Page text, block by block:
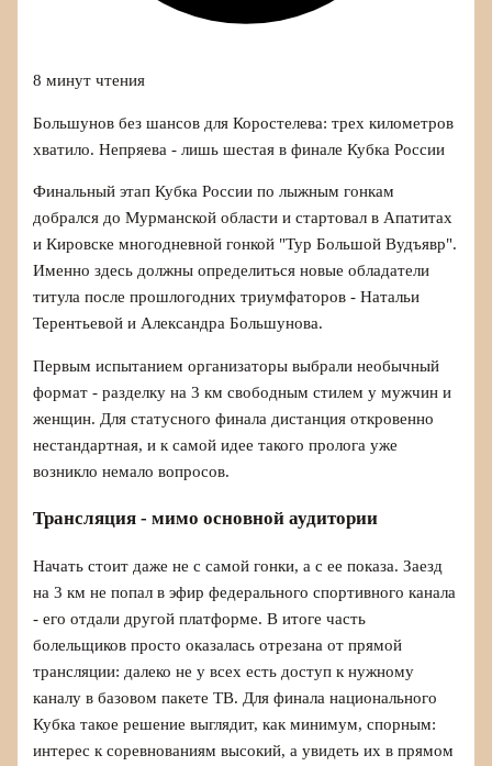
8 минут чтения
Большунов без шансов для Коростелева: трех километров
хватило. Непряева - лишь шестая в финале Кубка России
Финальный этап Кубка России по лыжным гонкам
добрался до Мурманской области и стартовал в Апатитах
и Кировске многодневной гонкой "Тур Большой Вудъявр".
Именно здесь должны определиться новые обладатели
титула после прошлогодних триумфаторов - Натальи
Терентьевой и Александра Большунова.
Первым испытанием организаторы выбрали необычный
формат - разделку на 3 км свободным стилем у мужчин и
женщин. Для статусного финала дистанция откровенно
нестандартная, и к самой идее такого пролога уже
возникло немало вопросов.
Трансляция - мимо основной аудитории
Начать стоит даже не с самой гонки, а с ее показа. Заезд
на 3 км не попал в эфир федерального спортивного канала
- его отдали другой платформе. В итоге часть
болельщиков просто оказалась отрезана от прямой
трансляции: далеко не у всех есть доступ к нужному
каналу в базовом пакете ТВ. Для финала национального
Кубка такое решение выглядит, как минимум, спорным:
интерес к соревнованиям высокий, а увидеть их в прямом